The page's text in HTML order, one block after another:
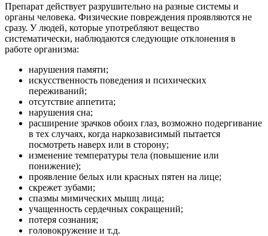
Препарат действует разрушительно на разные системы и
органы человека. Физические повреждения проявляются не
сразу. У людей, которые употребляют вещество
систематически, наблюдаются следующие отклонения в
работе организма:
нарушения памяти;
искусственность поведения и психических
переживаний;
отсутствие аппетита;
нарушения сна;
расширение зрачков обоих глаз, возможно подергивание
в тех случаях, когда наркозависимый пытается
посмотреть наверх или в сторону;
изменение температуры тела (повышение или
понижение);
проявление белых или красных пятен на лице;
скрежет зубами;
спазмы мимических мышц лица;
учащенность сердечных сокращений;
потеря сознания;
головокружение и т.д.